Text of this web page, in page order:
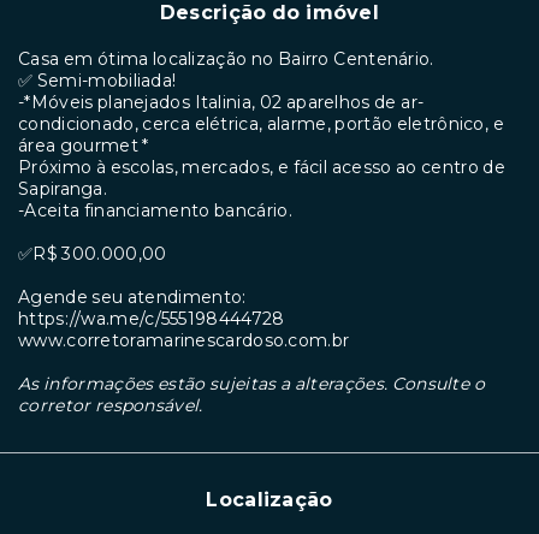
Descrição do imóvel
Casa em ótima localização no Bairro Centenário.
✅ Semi-mobiliada!
-*Móveis planejados Italinia, 02 aparelhos de ar-
condicionado, cerca elétrica, alarme, portão eletrônico, e
área gourmet *
Próximo à escolas, mercados, e fácil acesso ao centro de
Sapiranga.
-Aceita financiamento bancário.
✅R$ 300.000,00
Agende seu atendimento:
https://wa.me/c/555198444728
www.corretoramarinescardoso.com.br
As informações estão sujeitas a alterações. Consulte o
corretor responsável.
Localização